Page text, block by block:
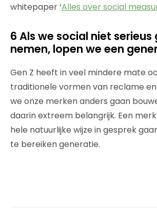
whitepaper ‘Alles over social
6 Als we social niet serieus
nemen, lopen we een
Gen Z heeft in veel mindere mate
traditionele vormen van reclame
we onze merken anders gaan
daarin extreem belangrijk. Een
hele natuurlijke wijze in gesprek
te bereiken generatie.